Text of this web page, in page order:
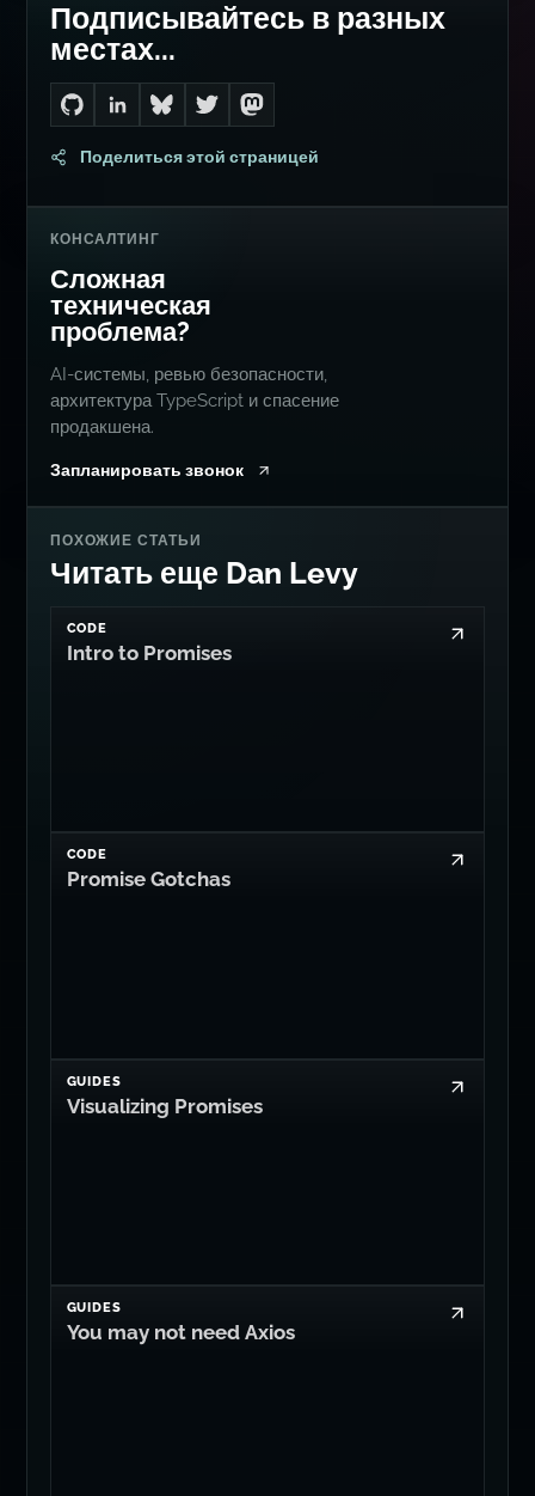
Подписывайтесь в разных
местах...
Go to Dan's GitHub
Connect with me on LinkedIn
Follow me on Bluesky
Follow me on Twitter
Follow me on Mastodon
Поделиться этой страницей
КОНСАЛТИНГ
Сложная
техническая
проблема?
AI-системы, ревью безопасности,
архитектура TypeScript и спасение
продакшена.
Запланировать звонок
ПОХОЖИЕ СТАТЬИ
Читать еще Dan Levy
CODE
Intro to Promises
CODE
Promise Gotchas
GUIDES
Visualizing Promises
GUIDES
You may not need Axios